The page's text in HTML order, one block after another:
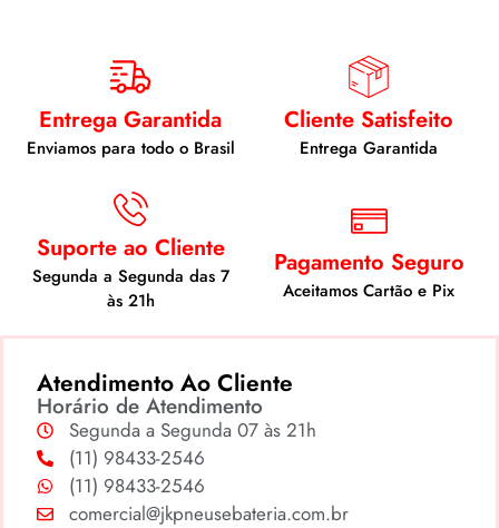
Entrega Garantida
Enviamos para todo o Brasil
Cliente Satisfeito
Entrega Garantida
Suporte ao Cliente
Segunda a Segunda das 7
às 21h
Pagamento Seguro
Aceitamos Cartão e Pix
Atendimento Ao Cliente
Horário de Atendimento
Segunda a Segunda 07 às 21h
(11) 98433-2546
(11) 98433-2546
comercial@jkpneusebateria.com.br